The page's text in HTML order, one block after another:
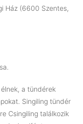
Ház (6600 Szentes,
a tündérek
Singiling tündér
Csingiling találkozik